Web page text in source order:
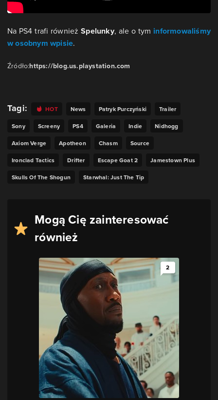
Na PS4 trafi równieżSpelunky, ale o tym informowaliśmy
w osobnym wpisie.
Źródło:https://blog.us.playstation.com
Tagi: HOT News Patryk Purczyński
Trailer
Sony
Screeny PS4 Galeria Indie
Nidhogg
Axiom Verge
Apotheon Chasm
Source
Ironclad Tactics
Drifter Escape Goat 2
Jamestown Plus
Skulls Of The Shogun
Starwhal: Just The Tip
Mogą Cię zainteresować
również
2